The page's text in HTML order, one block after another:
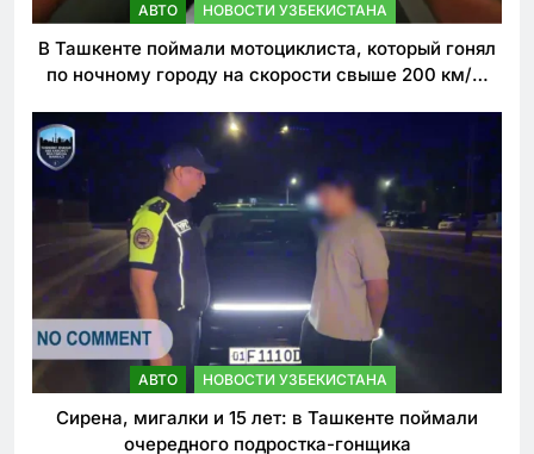
АВТО НОВОСТИ УЗБЕКИСТАНА
В Ташкенте поймали мотоциклиста, который гонял
по ночному городу на скорости свыше 200 км/ч.
АВТО НОВОСТИ УЗБЕКИСТАНА
Сирена, мигалки и 15 лет: в Ташкенте поймали
очередного подростка-гонщика